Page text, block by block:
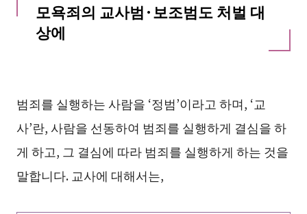
모욕죄의 교사범·보조범도 처벌 대
상에
범죄를 실행하는 사람을 ‘정범’이라고 하며, ‘교
사’란, 사람을 선동하여 범죄를 실행하게 결심을 하
게 하고, 그 결심에 따라 범죄를 실행하게 하는 것을
말합니다. 교사에 대해서는,